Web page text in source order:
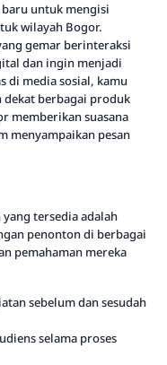
untuk mengisi
wilayah Bogor.
gemar berinteraksi
dan ingin menjadi
di media sosial, kamu
dekat berbagai produk
memberikan suasana
menyampaikan pesan
tersedia adalah
penonton di berbagai
pemahaman mereka
sebelum dan sesudah
selama proses